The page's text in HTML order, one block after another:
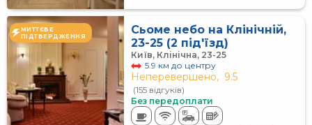
МИТТЄВЕ
ПІДТВЕРДЖЕННЯ
Сьоме небо на Клінічній,
23-25 (2 під'їзд)
Київ, Клінічна, 23-25
5.9 км до центру
Неперевершено, 9.5
(155 відгуків)
Без передоплати